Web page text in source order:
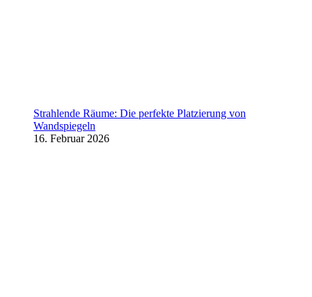
Strahlende Räume: Die perfekte Platzierung von
Wandspiegeln
16. Februar 2026